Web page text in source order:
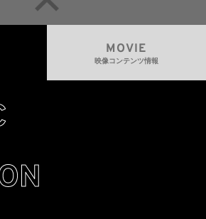
MOVIE
映像コンテンツ情報